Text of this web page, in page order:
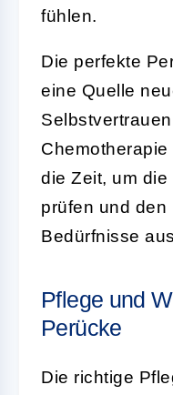
fühlen.
Die perfekte
eine Quelle
die Zeit, um
prüfen und den
Bedürfnisse
Pflege und
Perücke
Die richtige